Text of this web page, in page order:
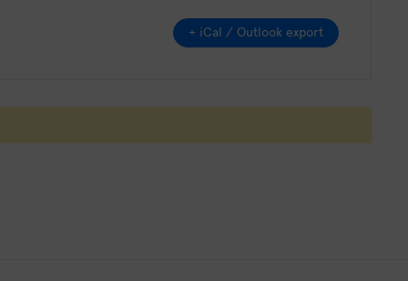
+ iCal / Outlook export